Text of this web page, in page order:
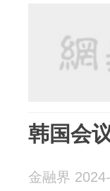
韩国会
金融界